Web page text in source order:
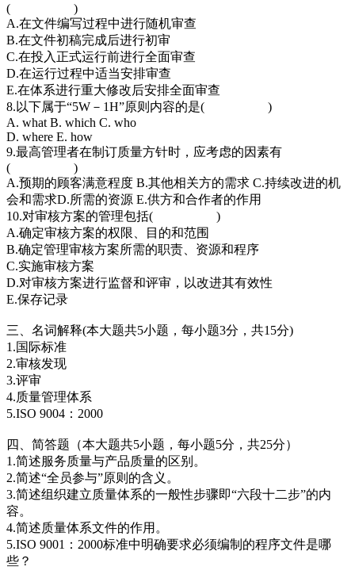
( )
A.在文件编写过程中进行随机审查
B.在文件初稿完成后进行初审
C.在投入正式运行前进行全面审查
D.在运行过程中适当安排审查
E.在体系进行重大修改后安排全面审查
8.以下属于“5W－1H”原则内容的是( )
A. what B. which C. who
D. where E. how
9.最高管理者在制订质量方针时，应考虑的因素有
( )
A.预期的顾客满意程度 B.其他相关方的需求 C.持续改进的机
会和需求D.所需的资源 E.供方和合作者的作用
10.对审核方案的管理包括( )
A.确定审核方案的权限、目的和范围
B.确定管理审核方案所需的职责、资源和程序
C.实施审核方案
D.对审核方案进行监督和评审，以改进其有效性
E.保存记录
三、名词解释(本大题共5小题，每小题3分，共15分)
1.国际标准
2.审核发现
3.评审
4.质量管理体系
5.ISO 9004：2000
四、简答题（本大题共5小题，每小题5分，共25分）
1.简述服务质量与产品质量的区别。
2.简述“全员参与”原则的含义。
3.简述组织建立质量体系的一般性步骤即“六段十二步”的内
容。
4.简述质量体系文件的作用。
5.ISO 9001：2000标准中明确要求必须编制的程序文件是哪
些？